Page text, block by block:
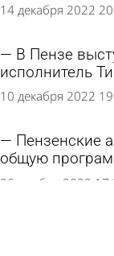
14 декабря 2022
В Пензе
исполнитель
10 декабря 2022
Пензенские
общую
26 ноября 2022